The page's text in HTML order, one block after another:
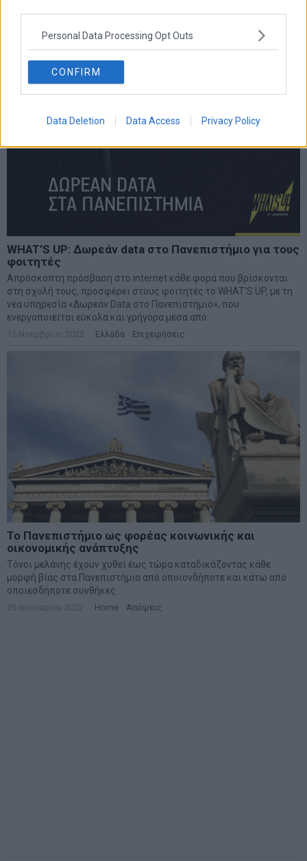
Personal Data Processing Opt Outs
CONFIRM
Data Deletion Data Access Privacy Policy
WHAT’S UP: Δωρεάν data στο Πανεπιστήμιο για τους
φοιτητές
Απρόσκοπτη πρόσβαση στο internet κάθε φορά που βρίσκονται
στη σχολή τους, προσφέρει στους φοιτητές το WHAT’S UP, με τη
νέα υπηρεσία «Δωρεάν Data στο Πανεπιστήμιο», που
ενεργοποιείται εύκολα και γρήγορα μέσα από
15 Νοεμβρίου 2022 Ελλάδα Επιχειρήσεις
Το Πανεπιστήμιο ως φορέας κοινωνικής και
οικονομικής ανάπτυξης
Τόνοι μελάνης έχουν χυθεί έως τώρα καταδικάζοντας κάθε
μορφή βίας στα Πανεπιστήμια από οποιονδήποτε και κάτω από
οποιεσδήποτε συνθήκες
26 Ιανουαρίου 2022 Home Απόψεις